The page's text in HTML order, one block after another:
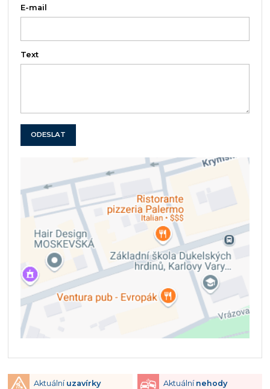
E-mail
Text
ODESLAT
Aktuální uzavírky Aktuální nehody